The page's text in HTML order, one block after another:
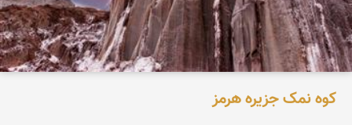
کوه نمک جزیره هرمز